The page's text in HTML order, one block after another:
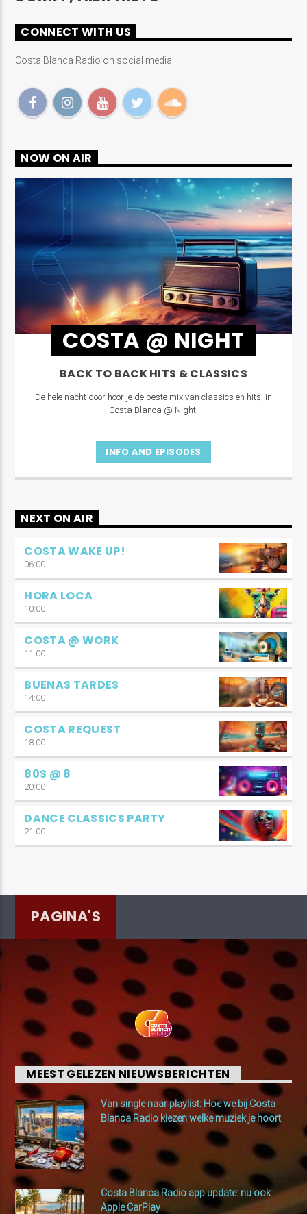
Costa Blanca Radio Live
CONNECT WITH US
Costa Blanca Radio on social media
NOW ON AIR
COSTA @ NIGHT
BACK TO BACK HITS & CLASSICS
De hele nacht door hoor je de beste mix van classics en hits, in
Costa Blanca @ Night!
INFO AND EPISODES
NEXT ON AIR
COSTA WAKE UP!
06:00
HORA LOCA
10:00
COSTA @ WORK
11:00
BUENAS TARDES
14:00
COSTA REQUEST
18:00
80S @ 8
20:00
DANCE CLASSICS PARTY
21:00
PAGINA'S
MEEST GELEZEN NIEUWSBERICHTEN
Van single naar playlist: Hoe we bij Costa
Blanca Radio kiezen welke muziek je hoort
Costa Blanca Radio app update: nu ook
Apple CarPlay